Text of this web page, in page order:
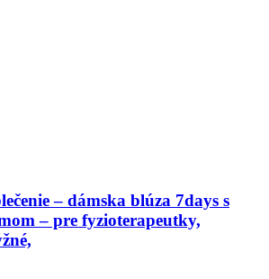
– dámska blúza 7days s
– pre fyzioterapeutky,